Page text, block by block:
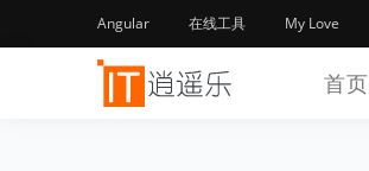
Angular 在线工具 My Love
首页